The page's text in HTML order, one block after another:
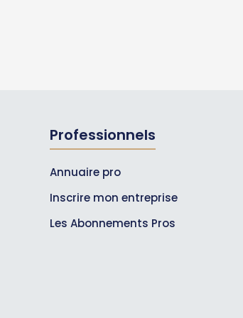
Professionnels
Annuaire pro
Inscrire mon entreprise
Les Abonnements Pros